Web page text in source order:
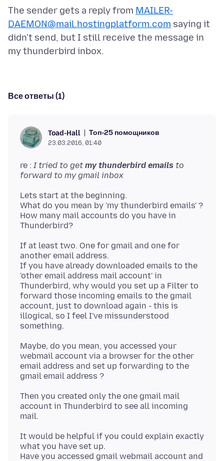
The sender gets a reply from MAILER-
DAEMON@mail.hostingplatform.com saying it
didn't send, but I still receive the message in
Все ответы (1)
Toad-Hall Топ-25 помощников
23.03.2016, 01:40
re : I tried to get my thunderbird emails to
forward to my gmail inbox
Lets start at the beginning.
What do you mean by 'my thunderbird emails' ?
How many mail accounts do you have in
If at least two. One for gmail and one for
another email address.
If you have already downloaded emails to the
'other email address mail account' in
Thunderbird, why would you set up a Filter to
forward those incoming emails to the gmail
account, just to download again - this is
illogical, so I feel I've missunderstood
Maybe, do you mean, you accessed your
webmail account via a browser for the other
email address and set up forwarding to the
Then you created only the one gmail mail
account in Thunderbird to see all incoming
It would be helpful if you could explain exactly
what you have set up.
Have you accessed gmail webmail account and